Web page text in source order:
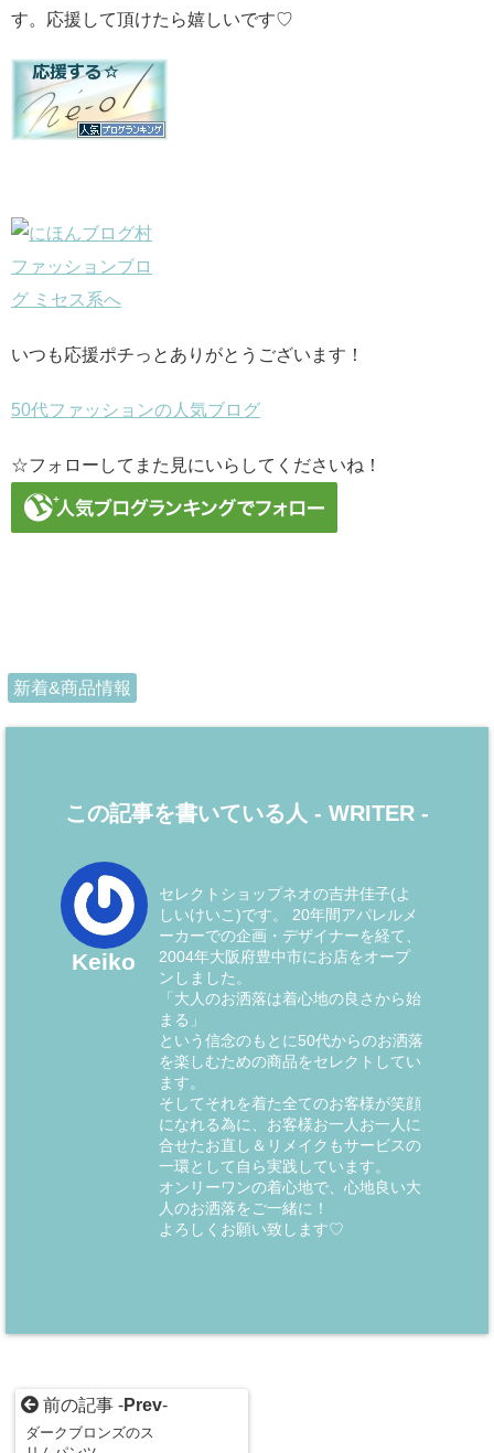
す。応援して頂けたら嬉しいです♡
いつも応援ポチっとありがとうございます！
50代ファッションの人気ブログ
☆フォローしてまた見にいらしてくださいね！
新着&商品情報
この記事を書いている人 - WRITER -
Keiko
セレクトショップネオの吉井佳子(よ
しいけいこ)です。 20年間アパレルメ
ーカーでの企画・デザイナーを経て、
2004年大阪府豊中市にお店をオープ
ンしました。
「大人のお洒落は着心地の良さから始
まる」
という信念のもとに50代からのお洒落
を楽しむための商品をセレクトしてい
ます。
そしてそれを着た全てのお客様が笑顔
になれる為に、お客様お一人お一人に
合せたお直し＆リメイクもサービスの
一環として自ら実践しています。
オンリーワンの着心地で、心地良い大
人のお洒落をご一緒に！
よろしくお願い致します♡
前の記事 -Prev-
ダークブロンズのス